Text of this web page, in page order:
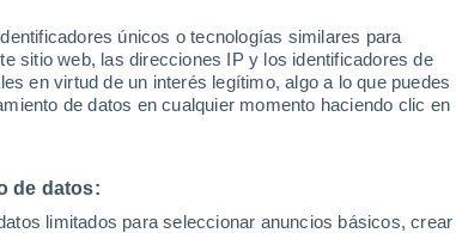
únicos o tecnologías similares para
sitio web, las direcciones IP y los identificadores de
en virtud de un interés legítimo, algo a lo que puedes
de datos en cualquier momento haciendo clic en
de datos:
limitados para seleccionar anuncios básicos, crear
Machine
lès-Aix